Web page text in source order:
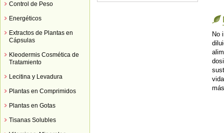
Control de Peso
Energéticos
Extractos de Plantas en
Cápsulas
Kleodermis Cosmética de
Tratamiento
Lecitina y Levadura
Plantas en Comprimidos
Plantas en Gotas
Tisanas Solubles
No